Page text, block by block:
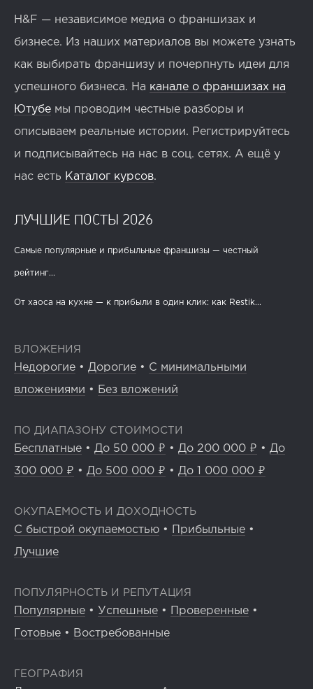
H&F — независимое медиа о франшизах и
бизнесе. Из наших материалов вы можете узнать
как выбирать франшизу и почерпнуть идеи для
успешного бизнеса. На канале о франшизах на
Ютубе мы проводим честные разборы и
описываем реальные истории. Регистрируйтесь
и подписывайтесь на нас в соц. сетях. А ещё у
нас есть Каталог курсов.
ЛУЧШИЕ ПОСТЫ 2026
Самые популярные и прибыльные франшизы — честный
рейтинг...
От хаоса на кухне — к прибыли в один клик: как Restik...
ВЛОЖЕНИЯ
Недорогие • Дорогие • С минимальными
вложениями • Без вложений
ПО ДИАПАЗОНУ СТОИМОСТИ
Бесплатные • До 50 000 ₽ • До 200 000 ₽ • До
300 000 ₽ • До 500 000 ₽ • До 1 000 000 ₽
ОКУПАЕМОСТЬ И ДОХОДНОСТЬ
С быстрой окупаемостью • Прибыльные •
Лучшие
ПОПУЛЯРНОСТЬ И РЕПУТАЦИЯ
Популярные • Успешные • Проверенные •
Готовые • Востребованные
ГЕОГРАФИЯ